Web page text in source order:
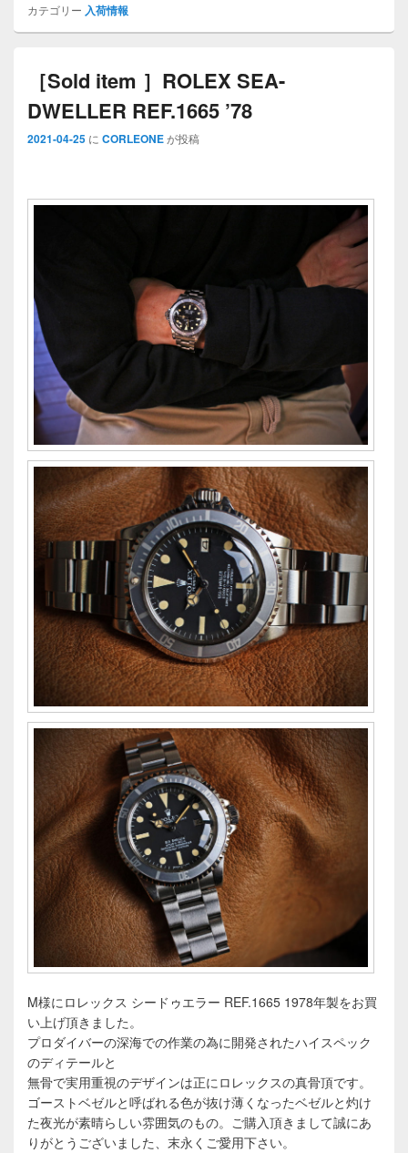
カテゴリー 入荷情報
［Sold item ］ROLEX SEA-
DWELLER REF.1665 ’78
2021-04-25 に CORLEONEが投稿
M様にロレックス シードゥエラー REF.1665 1978年製をお買
い上げ頂きました。
プロダイバーの深海での作業の為に開発されたハイスペック
のディテールと
無骨で実用重視のデザインは正にロレックスの真骨頂です。
ゴーストベゼルと呼ばれる色が抜け薄くなったベゼルと灼け
た夜光が素晴らしい雰囲気のもの。ご購入頂きまして誠にあ
りがとうございました、末永くご愛用下さい。